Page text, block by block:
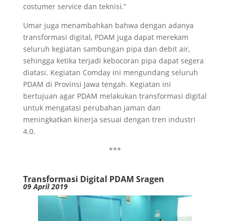
costumer service dan teknisi.”
Umar juga menambahkan bahwa dengan adanya
transformasi digital, PDAM juga dapat merekam
seluruh kegiatan sambungan pipa dan debit air,
sehingga ketika terjadi kebocoran pipa dapat segera
diatasi. Kegiatan Comday ini mengundang seluruh
PDAM di Provinsi Jawa tengah. Kegiatan ini
bertujuan agar PDAM melakukan transformasi digital
untuk mengatasi perubahan jaman dan
meningkatkan kinerja sesuai dengan tren industri
4.0.
***
Transformasi Digital PDAM Sragen
09 April 2019